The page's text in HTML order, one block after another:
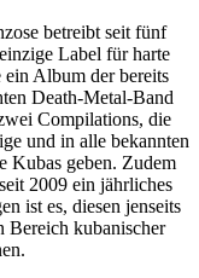
betreibt seit fünf
Label für harte
Album der bereits
Death-Metal-Band
Compilations, die
und in alle bekannten
Kubas geben. Zudem
2009 ein jährliches
ist es, diesen jenseits
Bereich kubanischer